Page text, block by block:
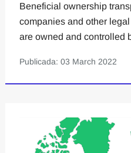
Beneficial ownership
companies and other
are owned and controlled
Publicada: 03 March 2022